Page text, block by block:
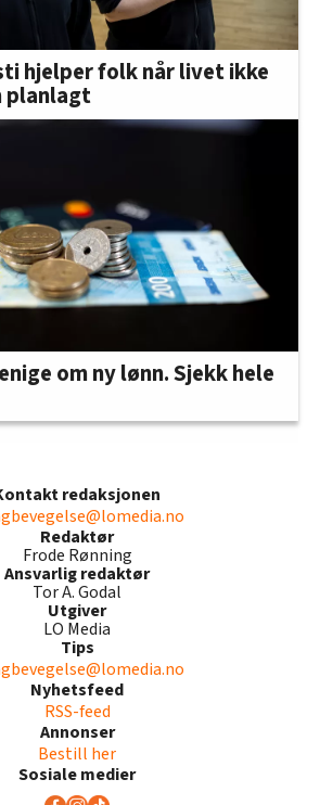
hjelper folk når livet ikke
planlagt
om ny lønn. Sjekk hele
redaksjonen
Redaktør
Frode Rønning
Ansvarlig redaktør
Tor A. Godal
Utgiver
LO Media
Tips
Nyhetsfeed
RSS-feed
Annonser
Bestill her
Sosiale medier